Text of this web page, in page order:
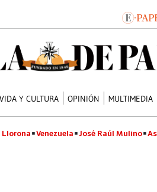
VIDA Y CULTURA OPINIÓN MULTIMEDIA
Llorona Venezuela José Raúl Mulino